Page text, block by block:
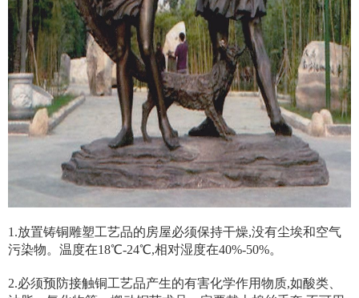
1.放置铸铜雕塑工艺品的房屋必须保持干燥,没有尘埃和空气
污染物。温度在18℃-24℃,相对湿度在40%-50%。
2.必须预防接触铜工艺品产生的有害化学作用物质,如酸类、